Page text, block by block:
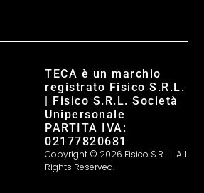
TECA è un marchio
registrato Fisico S.R.L.
| Fisico S.R.L. Società
Unipersonale
PARTITA IVA:
02177820681
Copyright © 2026 Fisico S.R.L. | All
Rights Reserved.